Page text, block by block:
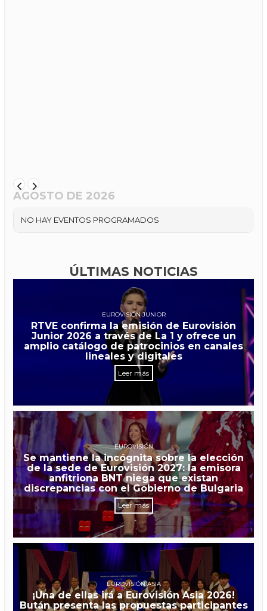
AGOSTO DE 2026
NO HAY EVENTOS PROGRAMADOS
ÚLTIMAS NOTICIAS
EUROVISIÓN JUNIOR
RTVE confirma la emisión de Eurovisión
Junior 2026 a través de La 1 y ofrece un
amplio catálogo de patrocinios en canales
lineales y digitales
Leer más
EUROVISIÓN
Se mantiene la incógnita sobre la elección
de la sede de Eurovisión 2027: la emisora
anfitriona BNT niega que existan
discrepancias con el Gobierno de Bulgaria
Leer más
EUROVISIÓN ASIA
¡Una de ellas irá a Eurovisión Asia 2026!
Bután presenta las propuestas participantes